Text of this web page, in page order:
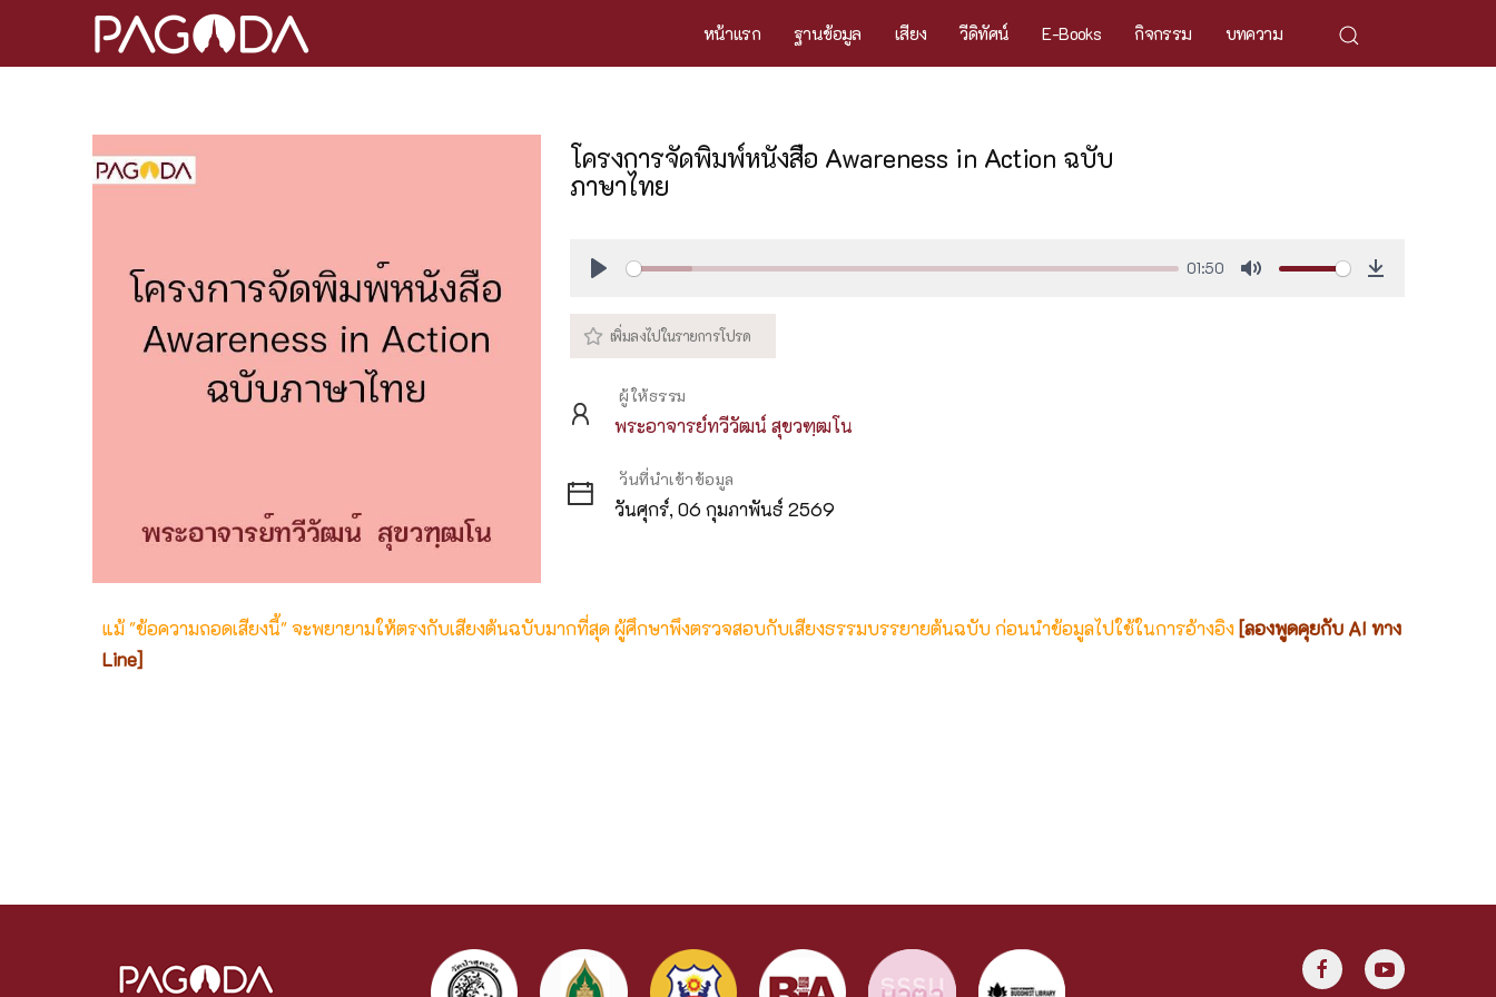
หน้าแรก ฐานข้อมูล เสียง วีดิทัศน์ E-Books กิจกรรม บทความ
โครงการจัดพิมพ์หนังสือ Awareness in Action ฉบับ
ภาษาไทย
01:50
ผู้ให้ธรรม
พระอาจารย์ทวีวัฒน์ สุขวฑฺฒโน
วันที่นำเข้าข้อมูล
วันศุกร์, 06 กุมภาพันธ์ 2569
แม้ "ข้อความถอดเสียงนี้" จะพยายามให้ตรงกับเสียงต้นฉบับมากที่สุด ผู้ศึกษาพึงตรวจสอบกับเสียงธรรมบรรยายต้นฉบับ ก่อนนำข้อมูลไปใช้ในการอ้างอิง [ลองพูดคุยกับ AI ทาง
Line]